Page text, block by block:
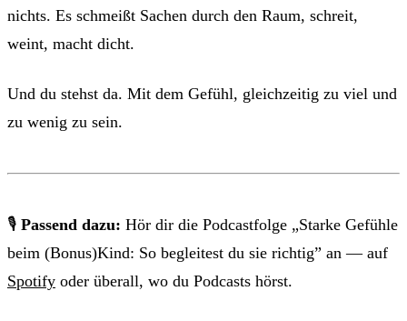
nichts. Es schmeißt Sachen durch den Raum, schreit,
weint, macht dicht.
Und du stehst da. Mit dem Gefühl, gleichzeitig zu viel und
zu wenig zu sein.
🎙 Passend dazu: Hör dir die Podcastfolge „Starke Gefühle
beim (Bonus)Kind: So begleitest du sie richtig” an — auf
Spotify oder überall, wo du Podcasts hörst.